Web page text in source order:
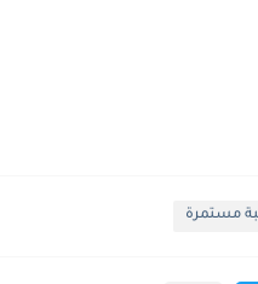
مستمرة